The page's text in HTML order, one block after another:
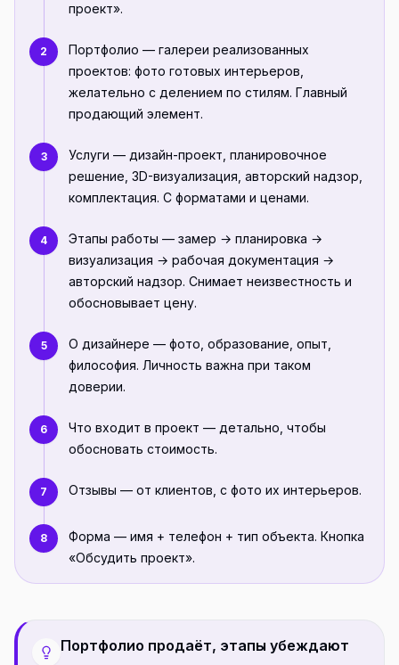
проект».
2
Портфолио — галереи реализованных
проектов: фото готовых интерьеров,
желательно с делением по стилям. Главный
продающий элемент.
3
Услуги — дизайн-проект, планировочное
решение, 3D-визуализация, авторский надзор,
комплектация. С форматами и ценами.
4
Этапы работы — замер → планировка →
визуализация → рабочая документация →
авторский надзор. Снимает неизвестность и
обосновывает цену.
5
О дизайнере — фото, образование, опыт,
философия. Личность важна при таком
доверии.
6
Что входит в проект — детально, чтобы
обосновать стоимость.
7 Отзывы — от клиентов, с фото их интерьеров.
8
Форма — имя + телефон + тип объекта. Кнопка
«Обсудить проект».
Портфолио продаёт, этапы убеждают